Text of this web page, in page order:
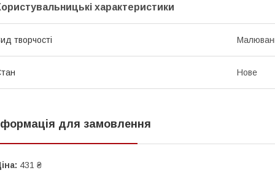
характеристики
творчості
Нове
для замовлення
431 ₴